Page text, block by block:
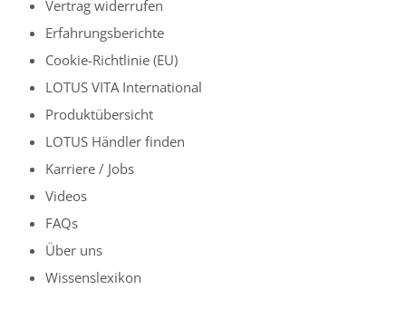
Vertrag widerrufen
Erfahrungsberichte
Cookie-Richtlinie (EU)
LOTUS VITA International
Produktübersicht
LOTUS Händler finden
Karriere / Jobs
Videos
FAQs
Über uns
Wissenslexikon